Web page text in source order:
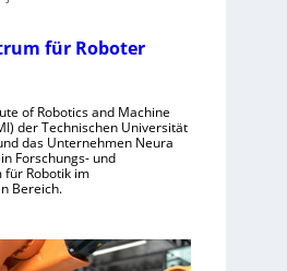
für Roboter
of Robotics and Machine
der Technischen Universität
das Unternehmen Neura
Forschungs- und
Robotik im
Bereich.